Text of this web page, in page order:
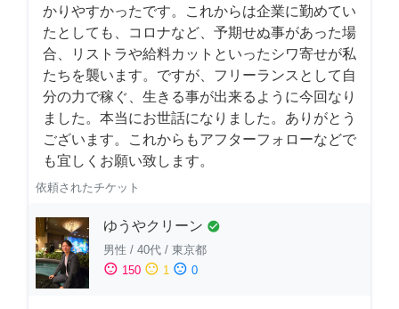
かりやすかったです。これからは企業に勤めてい
たとしても、コロナなど、予期せぬ事があった場
合、リストラや給料カットといったシワ寄せが私
たちを襲います。ですが、フリーランスとして自
分の力で稼ぐ、生きる事が出来るように今回なり
ました。本当にお世話になりました。ありがとう
ございます。これからもアフターフォローなどで
も宜しくお願い致します。
依頼されたチケット
ゆうやクリーン check_circle
男性 / 40代 / 東京都
sentiment_satisfied 150 sentiment_neutral 1 sentiment_dissatisfied 0